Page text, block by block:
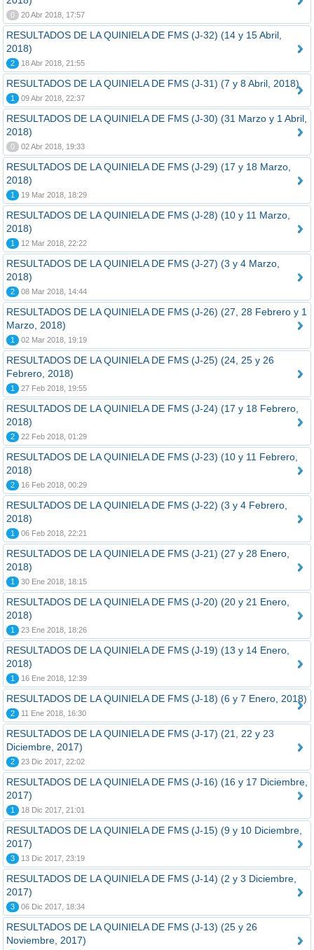
0 20 Abr 2018, 17:57
RESULTADOS DE LA QUINIELA DE FMS (J-32) (14 y 15 Abril,
2018)
2 18 Abr 2018, 21:55
RESULTADOS DE LA QUINIELA DE FMS (J-31) (7 y 8 Abril, 2018)
1 09 Abr 2018, 22:37
RESULTADOS DE LA QUINIELA DE FMS (J-30) (31 Marzo y 1 Abril,
2018)
0 02 Abr 2018, 19:33
RESULTADOS DE LA QUINIELA DE FMS (J-29) (17 y 18 Marzo,
2018)
1 19 Mar 2018, 18:29
RESULTADOS DE LA QUINIELA DE FMS (J-28) (10 y 11 Marzo,
2018)
1 12 Mar 2018, 22:22
RESULTADOS DE LA QUINIELA DE FMS (J-27) (3 y 4 Marzo,
2018)
2 08 Mar 2018, 14:44
RESULTADOS DE LA QUINIELA DE FMS (J-26) (27, 28 Febrero y 1
Marzo, 2018)
1 02 Mar 2018, 19:19
RESULTADOS DE LA QUINIELA DE FMS (J-25) (24, 25 y 26
Febrero, 2018)
1 27 Feb 2018, 19:55
RESULTADOS DE LA QUINIELA DE FMS (J-24) (17 y 18 Febrero,
2018)
2 22 Feb 2018, 01:29
RESULTADOS DE LA QUINIELA DE FMS (J-23) (10 y 11 Febrero,
2018)
2 16 Feb 2018, 00:29
RESULTADOS DE LA QUINIELA DE FMS (J-22) (3 y 4 Febrero,
2018)
1 06 Feb 2018, 22:21
RESULTADOS DE LA QUINIELA DE FMS (J-21) (27 y 28 Enero,
2018)
1 30 Ene 2018, 18:15
RESULTADOS DE LA QUINIELA DE FMS (J-20) (20 y 21 Enero,
2018)
1 23 Ene 2018, 18:26
RESULTADOS DE LA QUINIELA DE FMS (J-19) (13 y 14 Enero,
2018)
1 16 Ene 2018, 12:39
RESULTADOS DE LA QUINIELA DE FMS (J-18) (6 y 7 Enero, 2018)
2 11 Ene 2018, 16:30
RESULTADOS DE LA QUINIELA DE FMS (J-17) (21, 22 y 23
Diciembre, 2017)
2 23 Dic 2017, 22:02
RESULTADOS DE LA QUINIELA DE FMS (J-16) (16 y 17 Diciembre,
2017)
1 18 Dic 2017, 21:01
RESULTADOS DE LA QUINIELA DE FMS (J-15) (9 y 10 Diciembre,
2017)
3 13 Dic 2017, 23:19
RESULTADOS DE LA QUINIELA DE FMS (J-14) (2 y 3 Diciembre,
2017)
3 06 Dic 2017, 18:34
RESULTADOS DE LA QUINIELA DE FMS (J-13) (25 y 26
Noviembre, 2017)